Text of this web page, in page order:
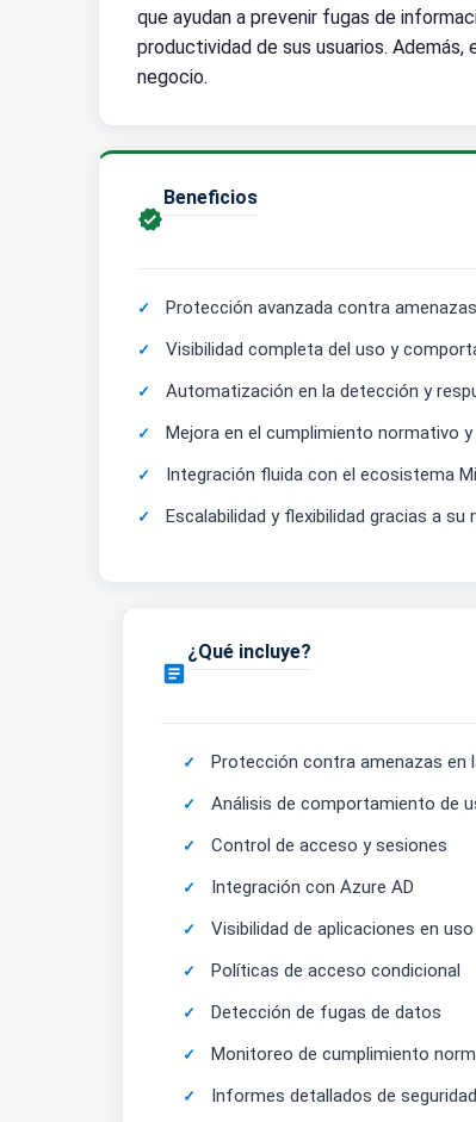
que ayudan a prevenir fugas de
productividad de sus usuarios.
negocio.

Beneficios
Protección avanzada contra
Visibilidad completa del uso y
Automatización en la detección y
Mejora en el cumplimiento normativo
Integración fluida con el ecosistema
Escalabilidad y flexibilidad gracias a

¿Qué incluye?
Protección contra amenazas en
Análisis de comportamiento de
Control de acceso y sesiones
Integración con Azure AD
Visibilidad de aplicaciones en uso
Políticas de acceso condicional
Detección de fugas de datos
Monitoreo de cumplimiento
Informes detallados de seguridad